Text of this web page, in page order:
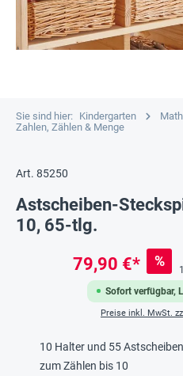
Sie sind hier: Kindergarten
Zahlen, Zählen & Menge
Art. 85250
Astscheiben-
10, 65-tlg.
Sofort verfügbar,
79,90 €* %
Preise inkl. MwSt.
10 Halter und 55 Astscheiben
zum Zählen bis 10